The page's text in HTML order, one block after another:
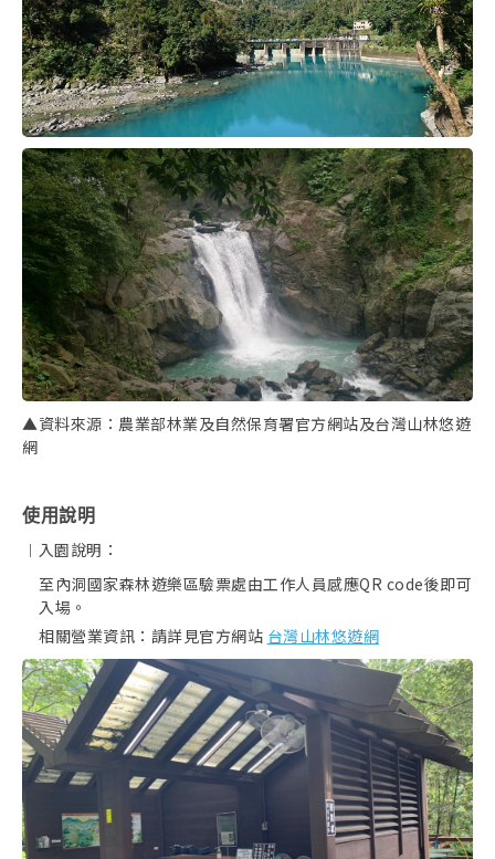
▲資料來源：農業部林業及自然保育署官方網站及台灣山林悠遊
網
使用說明
︱入園說明：
至內洞國家森林遊樂區驗票處由工作人員感應QR code後即可
入場。
相關營業資訊：請詳見官方網站 台灣山林悠遊網
取消收藏